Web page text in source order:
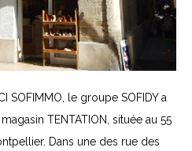
SOFIMMO, le groupe SOFIDY a
TENTATION, située au 55
Dans une des rue des